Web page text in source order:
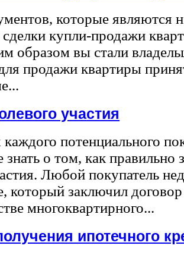
которые являются
купли-продажи
образом вы стали
продажи квартиры
участия
потенциального
знать о том, как правильно
Любой покупатель
который заключил
многоквартирного...
ипотечного